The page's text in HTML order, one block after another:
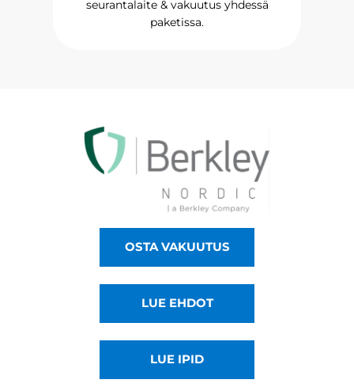
seurantalaite & vakuutus yhdessä
paketissa.
OSTA VAKUUTUS
LUE EHDOT
LUE IPID